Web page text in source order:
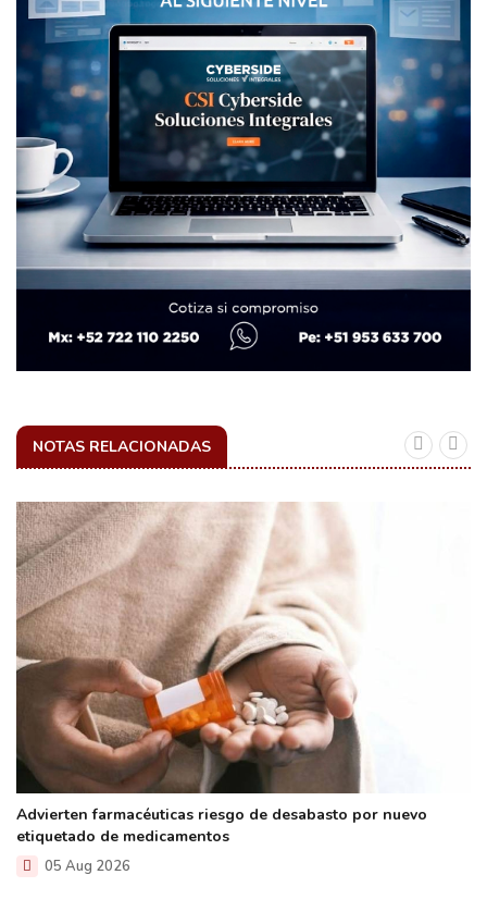
NOTAS RELACIONADAS
Advierten farmacéuticas riesgo de desabasto por nuevo
etiquetado de medicamentos
05 Aug 2026